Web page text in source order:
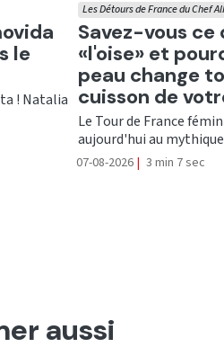
le
! Natalia
Ecouter
Savez-vous ce
«l'oise» et
peau change
cuisson de
Les Détours de France du Chef
Le Tour de France
aujourd'hui au
07-08-2026 | 3 min 7 sec
aussi